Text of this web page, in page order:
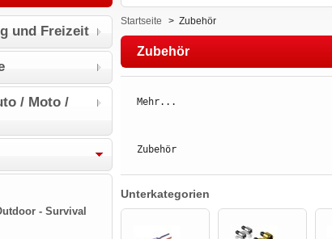
und Freizeit
/ Moto /
- Survival
Startseite > Zubehör
Zubehör
Mehr...
Zubehör
Unterkategorien